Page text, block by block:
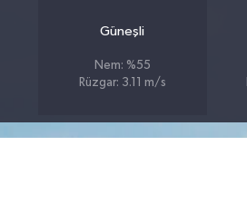
Güneşli
Nem: %55
Rüzgar: 3.11 m/s